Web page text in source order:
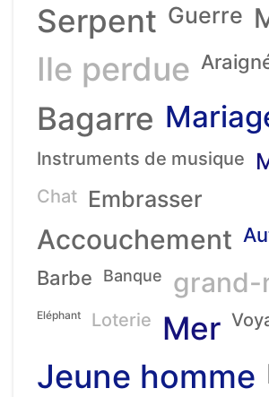
Serpent Guerre
Ile perdue
Bagarre
Instruments de musique
Chat Embrasser
Accouchement
Barbe
Banque grand-
Eléphant Loterie Mer
Jeune homme